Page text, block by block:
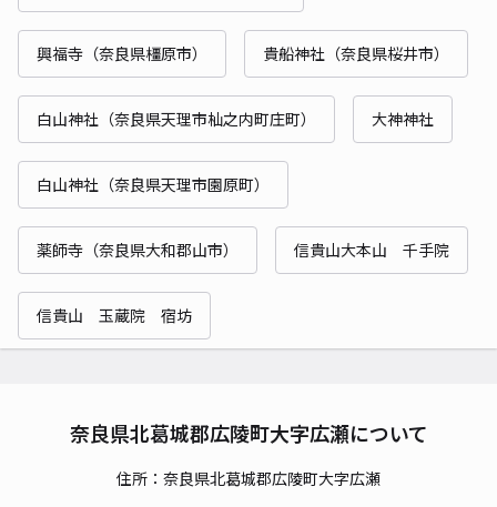
興福寺（奈良県橿原市） 貴船神社（奈良県桜井市）
白山神社（奈良県天理市杣之内町庄町） 大神神社
白山神社（奈良県天理市園原町）
薬師寺（奈良県大和郡山市） 信貴山大本山 千手院
信貴山 玉蔵院 宿坊
奈良県北葛城郡広陵町大字広瀬について
住所：奈良県北葛城郡広陵町大字広瀬